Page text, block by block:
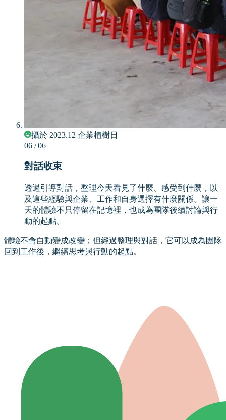
攝於 2023.12 企業植樹日
06/ 06
對話收束
透過引導對話，整理今天看見了什麼、感受到什麼，以
及這些經驗與企業、工作和自身選擇有什麼關係。讓一
天的體驗不只停留在記憶裡，也成為團隊後續討論與行
動的起點。
體驗不會自動變成改變；但經過整理與對話，它可以成為團隊
回到工作後，繼續思考與行動的起點。